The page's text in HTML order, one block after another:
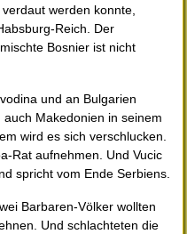
werden konnte,
Reich. Der
Bosnier ist nicht
und an Bulgarien
Makedonien in seinem
wird es sich verschlucken.
Rat aufnehmen. Und Vucic
spricht vom Ende Serbiens.
Barbaren-Völker wollten
Und schlachteten die